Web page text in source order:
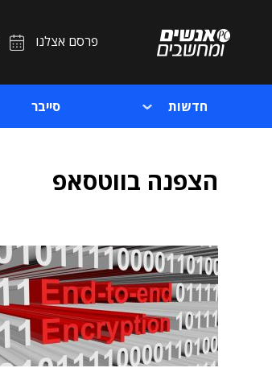
פרסם אצלנו
חדשות סייבר
הצפנה בווטסאפ